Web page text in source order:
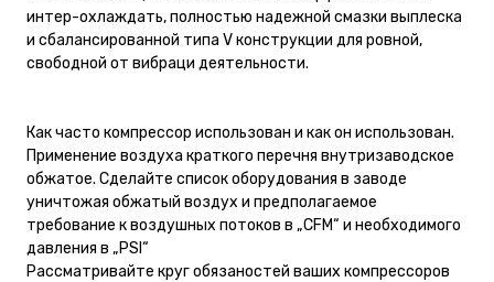
интер-охлаждать, полностью надежной смазки выплеска
и сбалансированной типа V конструкции для ровной,
свободной от вибраци деятельности.
Как часто компрессор использован и как он использован.
Применение воздуха краткого перечня внутризаводское
обжатое. Сделайте список оборудования в заводе
уничтожая обжатый воздух и предполагаемое
требование к воздушных потоков в „CFM“ и необходимого
давления в „PSI“
Рассматривайте круг обязаностей ваших компрессоров